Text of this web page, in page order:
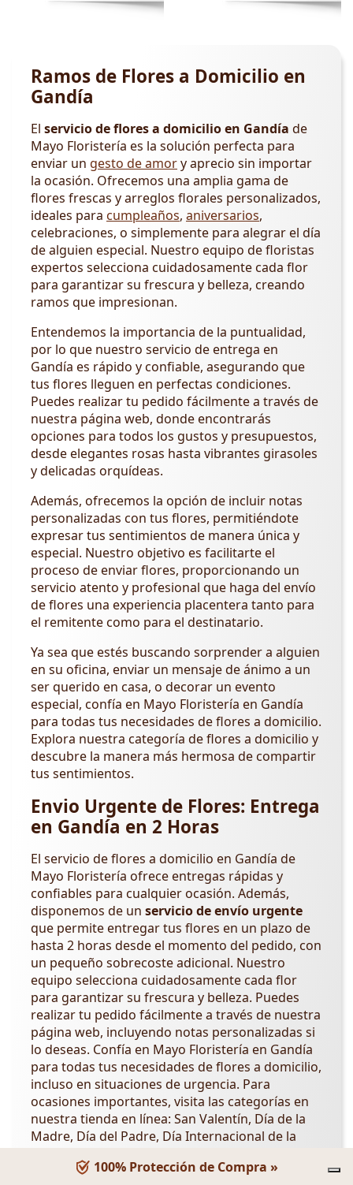
Ramos de Flores a Domicilio en
Gandía
El servicio de flores a domicilio en Gandía de
Mayo Floristería es la solución perfecta para
enviar un gesto de amory aprecio sin importar
la ocasión. Ofrecemos una amplia gama de
flores frescas y arreglos florales personalizados,
ideales para cumpleaños, aniversarios,
celebraciones, o simplemente para alegrar el día
de alguien especial. Nuestro equipo de floristas
expertos selecciona cuidadosamente cada flor
para garantizar su frescura y belleza, creando
ramos que impresionan.
Entendemos la importancia de la puntualidad,
por lo que nuestro servicio de entrega en
Gandía es rápido y confiable, asegurando que
tus flores lleguen en perfectas condiciones.
Puedes realizar tu pedido fácilmente a través de
nuestra página web, donde encontrarás
opciones para todos los gustos y presupuestos,
desde elegantes rosas hasta vibrantes girasoles
y delicadas orquídeas.
Además, ofrecemos la opción de incluir notas
personalizadas con tus flores, permitiéndote
expresar tus sentimientos de manera única y
especial. Nuestro objetivo es facilitarte el
proceso de enviar flores, proporcionando un
servicio atento y profesional que haga del envío
de flores una experiencia placentera tanto para
el remitente como para el destinatario.
Ya sea que estés buscando sorprender a alguien
en su oficina, enviar un mensaje de ánimo a un
ser querido en casa, o decorar un evento
especial, confía en Mayo Floristería en Gandía
para todas tus necesidades de flores a domicilio.
Explora nuestra categoría de flores a domicilio y
descubre la manera más hermosa de compartir
tus sentimientos.
Envio Urgente de Flores: Entrega
en Gandía en 2 Horas
El servicio de flores a domicilio en Gandía de
Mayo Floristería ofrece entregas rápidas y
confiables para cualquier ocasión. Además,
disponemos de un servicio de envío urgente
que permite entregar tus flores en un plazo de
hasta 2 horas desde el momento del pedido, con
un pequeño sobrecoste adicional. Nuestro
equipo selecciona cuidadosamente cada flor
para garantizar su frescura y belleza. Puedes
realizar tu pedido fácilmente a través de nuestra
página web, incluyendo notas personalizadas si
lo deseas. Confía en Mayo Floristería en Gandía
para todas tus necesidades de flores a domicilio,
incluso en situaciones de urgencia. Para
ocasiones importantes, visita las categorías en
nuestra tienda en línea: San Valentín, Día de la
Madre, Día del Padre, Día Internacional de la
100% Protección de Compra »